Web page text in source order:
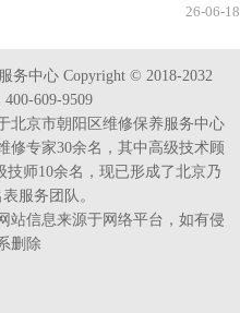
26-06-18
务中心 Copyright © 2018-2032
609-9509
北京市朝阳区维修保养服务中心
修专家30余名，其中高级技术顾
技师10余名，现已形成了北京乃
服务团队。
站信息来源于网络平台，如有侵
删除